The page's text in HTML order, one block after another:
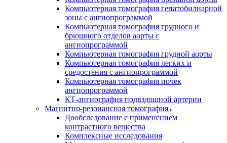
Компьютерная томография гепатобилиарной
зоны с ангиопрограммой
Компьютерная томография грудного и
брюшного отделов аорты с
ангиопрограммой
Компьютерная томография грудной аорты
Компьютерная томография легких и
средостения с ангиопрограммой
Компьютерная томография почек
ангиопрограммой
КТ-ангиография подвздошной артерии
Магнитно-резонансная томография
Дообследование с применением
контрастного вещества
Комплексные исследования